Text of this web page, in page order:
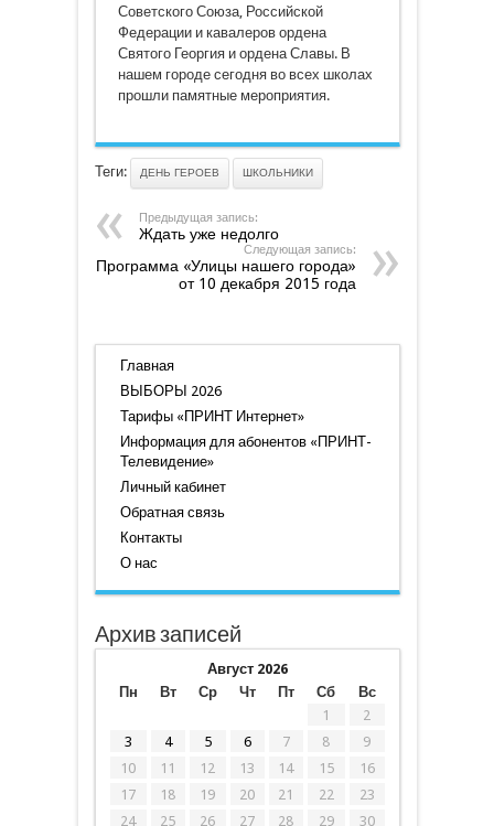
Советского Союза, Российской
Федерации и кавалеров ордена
Святого Георгия и ордена Славы. В
нашем городе сегодня во всех школах
прошли памятные мероприятия.
Теги: ДЕНЬ ГЕРОЕВ ШКОЛЬНИКИ
Предыдущая запись:
Ждать уже недолго
Следующая запись:
Программа «Улицы нашего города»
от 10 декабря 2015 года
Главная
ВЫБОРЫ 2026
Тарифы «ПРИНТ Интернет»
Информация для абонентов «ПРИНТ-
Телевидение»
Личный кабинет
Обратная связь
Контакты
О нас
Архив записей
Август 2026
Пн
Вт Ср Чт Пт Сб
Вс
1
2
3
4 5 6 7 8
9
10
11 12 13 14 15
16
17
18 19 20 21 22
23
24
25 26 27 28 29 30